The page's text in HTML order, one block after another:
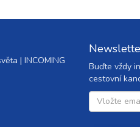
rezervovat
| INCOMING
Buďte vždy
cestovní